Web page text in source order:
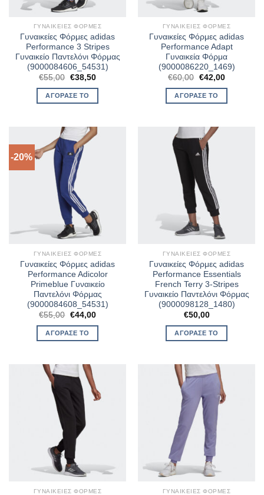
ΓΥΝΑΙΚΕΊΕΣ ΦΌΡΜΕΣ
Γυναικείες Φόρμες adidas
Performance 3 Stripes
Γυναικείο Παντελόνι Φόρμας
(9000084606_54531)
€55,00 Original
was:
€55,00.
€38,50Η
ΑΓΌΡΑΣΈ ΤΟ
ΓΥΝΑΙΚΕΊΕΣ ΦΌΡΜΕΣ
Γυναικείες Φόρμες adidas
Performance Adapt
Γυναικεία Φόρμα
(9000086220_1469)
€60,00 Original
was:
€60,00.
€42,00Η
ΑΓΌΡΑΣΈ ΤΟ
-20%
ΓΥΝΑΙΚΕΊΕΣ ΦΌΡΜΕΣ
Γυναικείες Φόρμες adidas
Performance Adicolor
Primeblue Γυναικείο
Παντελόνι Φόρμας
(9000084608_54531)
€55,00 Original
was:
€55,00.
€44,00Η
ΑΓΌΡΑΣΈ ΤΟ
ΓΥΝΑΙΚΕΊΕΣ ΦΌΡΜΕΣ
Γυναικείες Φόρμες adidas
Performance Essentials
French Terry 3-Stripes
Γυναικείο Παντελόνι Φόρμας
(9000098128_1480)
€50,00
ΑΓΌΡΑΣΈ ΤΟ
ΓΥΝΑΙΚΕΊΕΣ ΦΌΡΜΕΣ ΓΥΝΑΙΚΕΊΕΣ ΦΌΡΜΕΣ